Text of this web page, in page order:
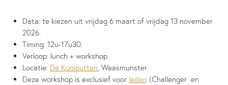
Data: te kiezen uit vrijdag 6 maart of vrijdag 13 november
2026.
Timing: 12u-17u30.
Verloop: lunch + workshop.
Locatie: De Koolputten, Waasmunster.
Deze workshop is exclusief voor leden (Challenger en